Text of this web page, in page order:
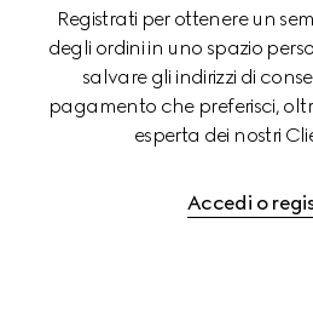
Registrati per ottenere un
degli ordini in uno spazio
salvare gli indirizzi di
pagamento che preferisci,
esperta dei nostri
Accedi o